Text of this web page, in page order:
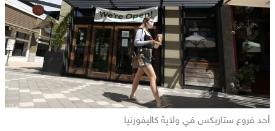
أحد فروع ستاربكس في ولاية كاليفورنيا